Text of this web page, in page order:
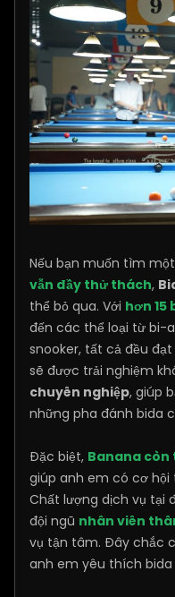
Nếu bạn muốn tìm một
vẫn đầy thử thách,
thể bỏ qua. Với hơn 15
đến các thể loại từ bi-
snooker, tất cả đều
sẽ được trải nghiệm
chuyên nghiệp, giúp
những pha đánh bida
Đặc biệt, Banana còn
giúp anh em có cơ hội
Chất lượng dịch vụ tại
đội ngũ nhân viên
vụ tận tâm. Đây chắc
anh em yêu thích